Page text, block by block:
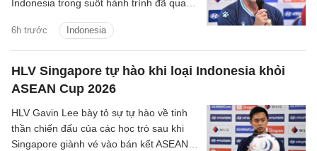
6h trước Indonesia
Indonesia trong suốt hành trình đã qua
HLV Singapore tự hào khi loại Indonesia khỏi
ASEAN Cup 2026
HLV Gavin Lee bày tỏ sự tự hào về tinh
thần chiến đấu của các học trò sau khi
Singapore giành vé vào bán kết ASEAN